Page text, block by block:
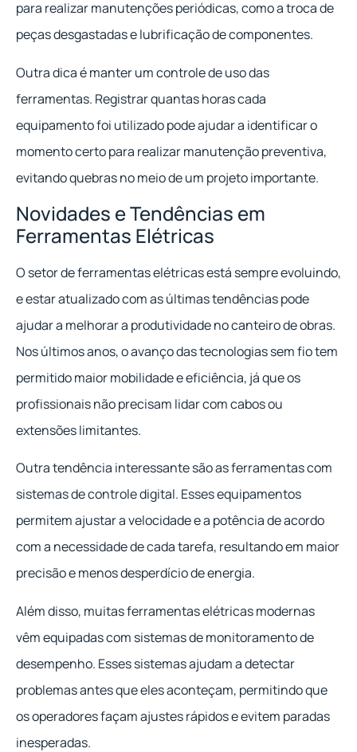
para realizar manutenções periódicas, como a troca de
peças desgastadas e lubrificação de componentes.
Outra dica é manter um controle de uso das
ferramentas. Registrar quantas horas cada
equipamento foi utilizado pode ajudar a identificar o
momento certo para realizar manutenção preventiva,
evitando quebras no meio de um projeto importante.
Novidades e Tendências em
Ferramentas Elétricas
O setor de ferramentas elétricas está sempre evoluindo,
e estar atualizado com as últimas tendências pode
ajudar a melhorar a produtividade no canteiro de obras.
Nos últimos anos, o avanço das tecnologias sem fio tem
permitido maior mobilidade e eficiência, já que os
profissionais não precisam lidar com cabos ou
extensões limitantes.
Outra tendência interessante são as ferramentas com
sistemas de controle digital. Esses equipamentos
permitem ajustar a velocidade e a potência de acordo
com a necessidade de cada tarefa, resultando em maior
precisão e menos desperdício de energia.
Além disso, muitas ferramentas elétricas modernas
vêm equipadas com sistemas de monitoramento de
desempenho. Esses sistemas ajudam a detectar
problemas antes que eles aconteçam, permitindo que
os operadores façam ajustes rápidos e evitem paradas
inesperadas.